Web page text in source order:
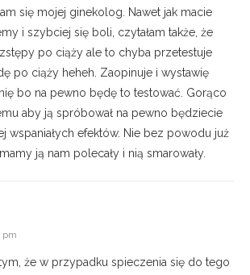
się mojej ginekolog. Nawet jak macie
i szybciej się boli, czytałam także, że
po ciąży ale to chyba przetestuje
po ciąży heheh. Zaopinuje i wystawię
bo na pewno będę to testować. Gorąco
aby ją spróbował na pewno będziecie
wspaniałych efektów. Nie bez powodu już
ją nam polecały i nią smarowały.
pm
że w przypadku spieczenia się do tego